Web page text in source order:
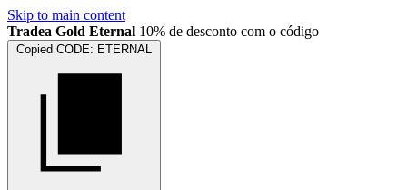
Skip to main content
Tradea Gold Eternal 10% de desconto com o código
Copied CODE: ETERNAL